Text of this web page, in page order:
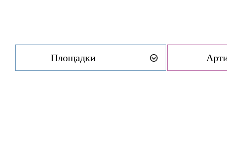
Площадки